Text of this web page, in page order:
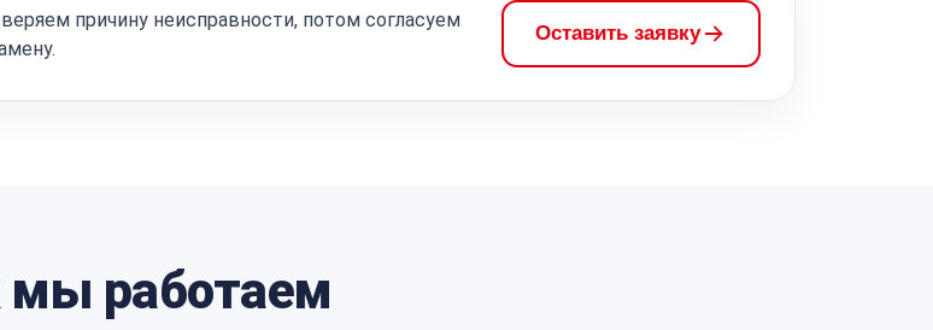
причину неисправности, потом согласуем
Оставить заявку
мы работаем